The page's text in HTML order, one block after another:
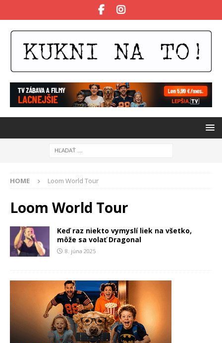
HOME Loom World Tour
Loom World Tour
Keď raz niekto vymyslí liek na všetko,
môže sa volať Dragonal
8. júna 2025